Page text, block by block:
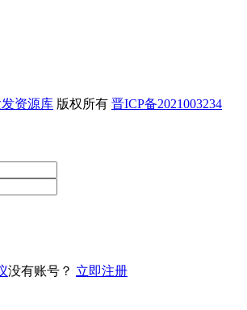
发资源库 版权所有 晋ICP备2021003234
没有账号？ 立即注册